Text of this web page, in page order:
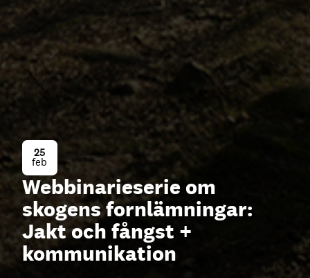
25
feb
Webbinarieserie om
skogens fornlämningar:
Jakt och fångst +
kommunikation